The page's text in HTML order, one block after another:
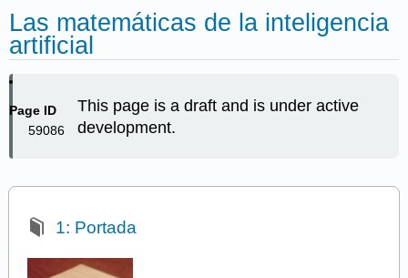
Las matemáticas de la inteligencia
artificial
Page ID
59086
This page is a draft and is under active
development.
1: Portada